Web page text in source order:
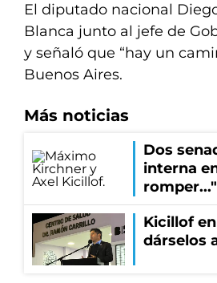
El diputado nacional
Blanca junto al jefe de
y señaló que “hay un
Buenos Aires.
Más noticias
Dos
interna
romper..."
Kicillof
dárselos